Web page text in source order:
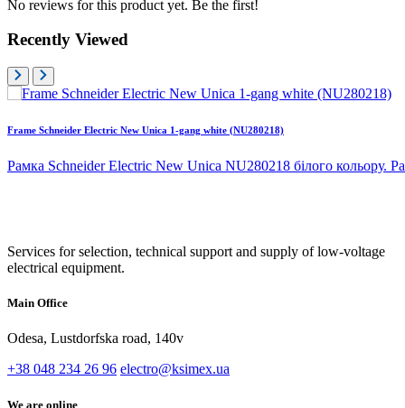
No reviews for this product yet. Be the first!
Recently Viewed
Frame Schneider Electric New Unica 1-gang white (NU280218)
Рамка Schneider Electric New Unica NU280218 білого кольору.
Services for selection, technical support and supply of low-voltage
electrical equipment.
Main Office
Odesa, Lustdorfska road, 140v
+38 048 234 26 96 electro@ksimex.ua
We are online